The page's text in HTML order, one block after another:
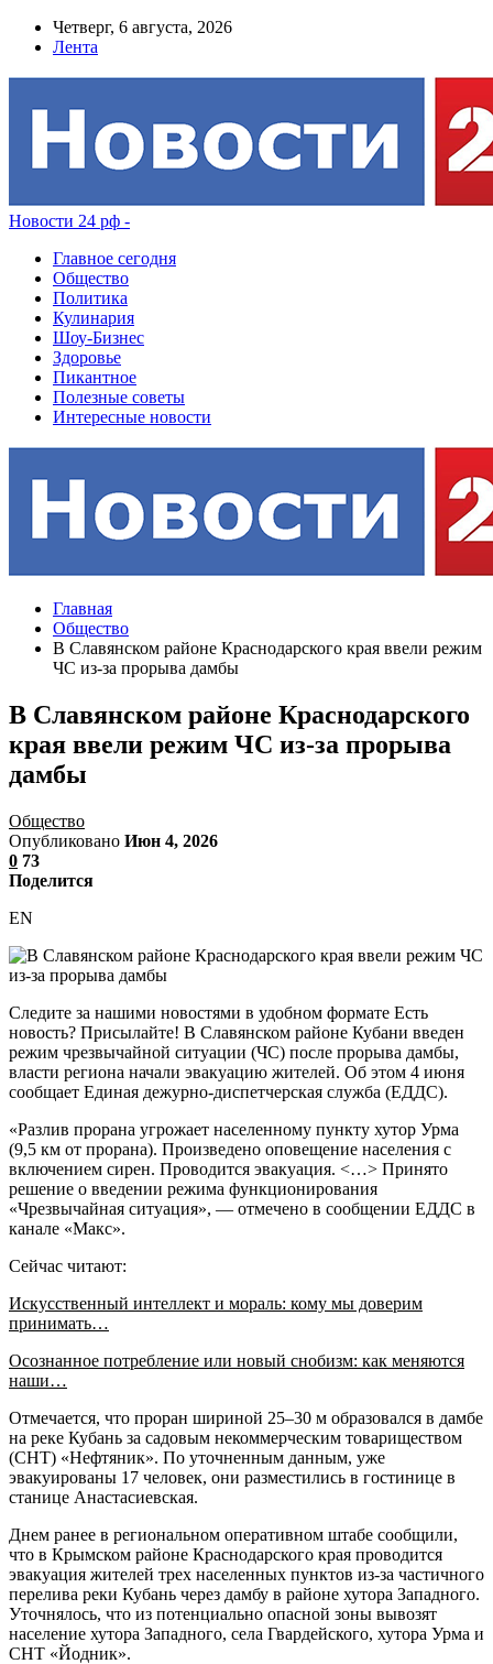
Четверг, 6 августа, 2026
Лента
Новости 24 рф -
Главное сегодня
Общество
Политика
Кулинария
Шоу-Бизнес
Здоровье
Пикантное
Полезные советы
Интересные новости
Главная
Общество
В Cлавянском районе Краснодарского края ввели режим
ЧС из-за прорыва дамбы
В Cлавянском районе Краснодарского
края ввели режим ЧС из-за прорыва
дамбы
Общество
Опубликовано Июн 4, 2026
0 73
Поделится
EN
Следите за нашими новостями в удобном формате Есть
новость? Присылайте! В Cлавянском районе Кубани введен
режим чрезвычайной ситуации (ЧС) после прорыва дамбы,
власти региона начали эвакуацию жителей. Об этом 4 июня
сообщает Единая дежурно-диспетчерская служба (ЕДДС).
«Разлив прорана угрожает населенному пункту хутор Урма
(9,5 км от прорана). Произведено оповещение населения с
включением сирен. Проводится эвакуация. <…> Принято
решение о введении режима функционирования
«Чрезвычайная ситуация», — отмечено в сообщении ЕДДС в
канале «Макс».
Сейчас читают:
Искусственный интеллект и мораль: кому мы доверим
принимать…
Осознанное потребление или новый снобизм: как меняются
наши…
Отмечается, что проран шириной 25–30 м образовался в дамбе
на реке Кубань за садовым некоммерческим товариществом
(СНТ) «Нефтяник». По уточненным данным, уже
эвакуированы 17 человек, они разместились в гостинице в
станице Анастасиевская.
Днем ранее в региональном оперативном штабе сообщили,
что в Крымском районе Краснодарского края проводится
эвакуация жителей трех населенных пунктов из-за частичного
перелива реки Кубань через дамбу в районе хутора Западного.
Уточнялось, что из потенциально опасной зоны вывозят
население хутора Западного, села Гвардейского, хутора Урма и
СНТ «Йодник».